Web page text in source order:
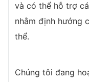
và có thể hỗ trợ
nhằm định hướng
thể.
Chúng tôi đang